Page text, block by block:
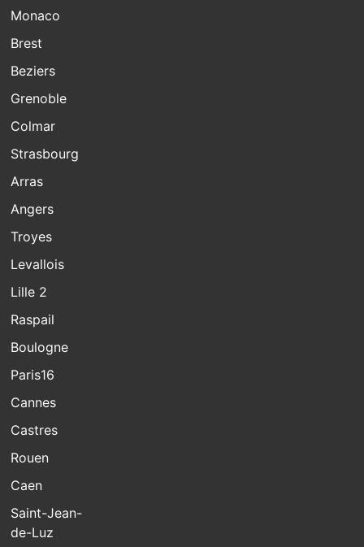
Monaco
Brest
Beziers
Grenoble
Colmar
Strasbourg
Arras
Angers
Troyes
Levallois
Lille 2
Raspail
Boulogne
Paris16
Cannes
Castres
Rouen
Caen
Saint-Jean-
de-Luz